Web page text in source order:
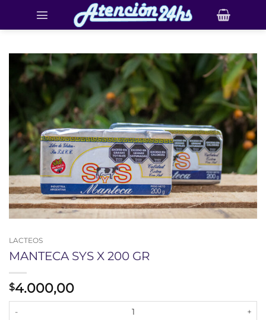
contenido
LACTEOS
MANTECA SYS X 200 GR
$4.000,00
MANTECA SYS X 200 GR cantidad